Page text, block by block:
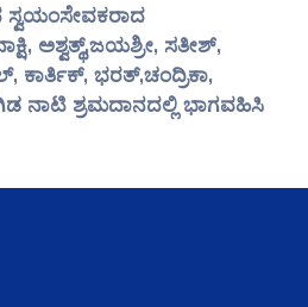
ಅಶ್ವತ್ಥ್,ಜಯಶ್ರೀ, ಸತೀಶ್,
ಕಾರ್ತಿಕ್, ಭರತ್,ಚಂದ್ರಿಕಾ,
ನಾಟಿ ಶ್ರಮದಾನದಲ್ಲಿ ಭಾಗವಹಿಸಿ